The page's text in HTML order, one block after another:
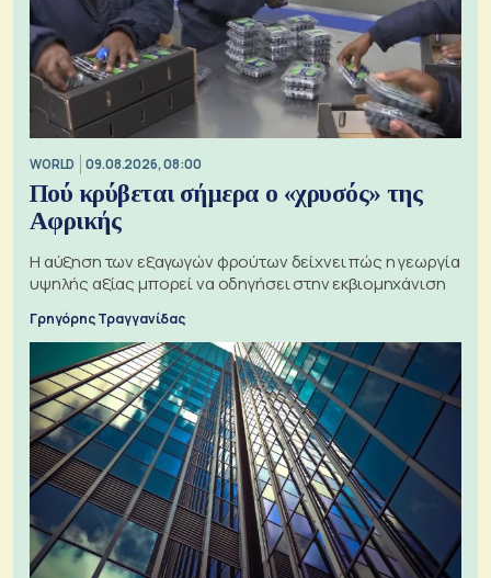
WORLD 09.08.2026, 08:00
Πού κρύβεται σήμερα ο «χρυσός» της
Αφρικής
Η αύξηση των εξαγωγών φρούτων δείχνει πώς η γεωργία
υψηλής αξίας μπορεί να οδηγήσει στην εκβιομηχάνιση
Γρηγόρης Τραγγανίδας